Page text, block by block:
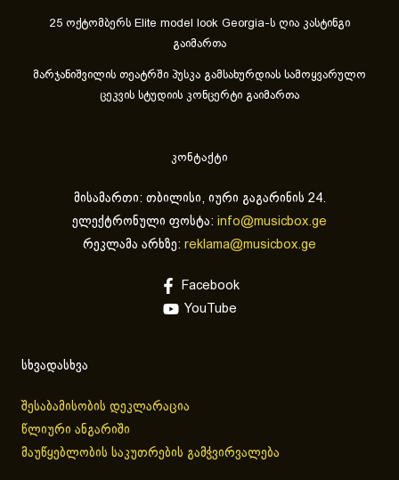
25 ოქტომბერს Elite model look Georgia-ს ღია კასტინგი
გაიმართა
მარჯანიშვილის თეატრში პუსკა გამსახურდიას სამოყვარულო
ცეკვის სტუდიის კონცერტი გაიმართა
კონტაქტი
მისამართი: თბილისი, იური გაგარინის 24.
ელექტრონული ფოსტა: info@musicbox.ge
რეკლამა არხზე: reklama@musicbox.ge
Facebook
YouTube
სხვადასხვა
შესაბამისობის დეკლარაცია
წლიური ანგარიში
მაუწყებლობის საკუთრების გამჭვირვალება